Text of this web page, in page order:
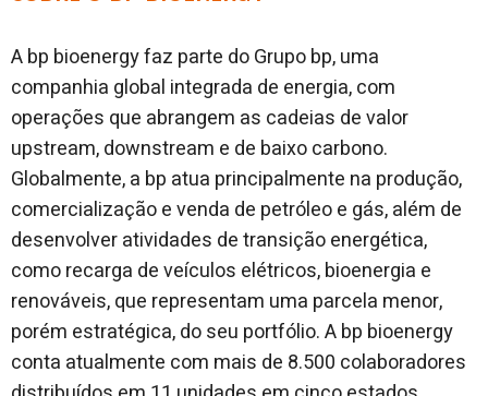
A bp bioenergy faz parte do Grupo bp, uma
companhia global integrada de energia, com
operações que abrangem as cadeias de valor
upstream, downstream e de baixo carbono.
Globalmente, a bp atua principalmente na produção,
comercialização e venda de petróleo e gás, além de
desenvolver atividades de transição energética,
como recarga de veículos elétricos, bioenergia e
renováveis, que representam uma parcela menor,
porém estratégica, do seu portfólio. A bp bioenergy
conta atualmente com mais de 8.500 colaboradores